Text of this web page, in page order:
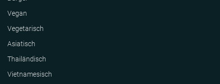
Vegan
Vegetarisch
Asiatisch
Thailändisch
Vietnamesisch